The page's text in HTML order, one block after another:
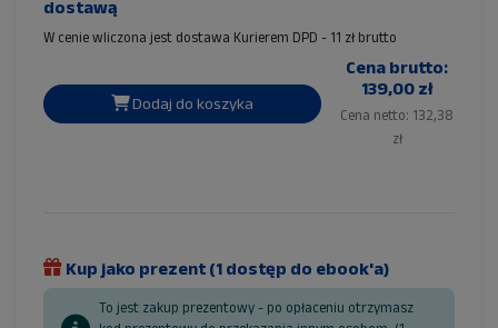
dostawą
W cenie wliczona jest dostawa Kurierem DPD - 11 zł brutto
Dodaj do koszyka
Cena brutto:
139,00 zł
Cena netto: 132,38
zł
Kup jako prezent (1 dostęp do ebook'a)
To jest zakup prezentowy - po opłaceniu otrzymasz